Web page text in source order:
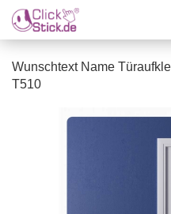
Wunschtext Name
T510